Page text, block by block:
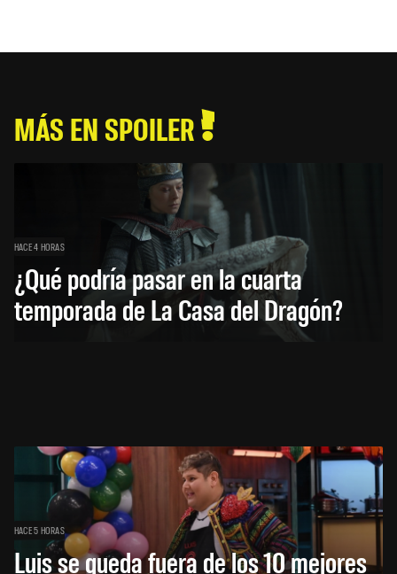
MÁS EN SPOILER
HACE 4 HORAS
¿Qué podría pasar en la cuarta
temporada de La Casa del Dragón?
HACE 5 HORAS
Luis se queda fuera de los 10 mejores